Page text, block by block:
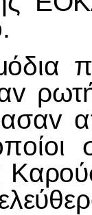
.
v
v
πoίoι
Καρo